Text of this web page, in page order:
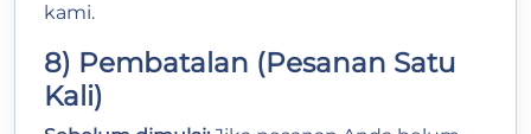
kami.
8) Pembatalan (Pesanan Satu
Kali)